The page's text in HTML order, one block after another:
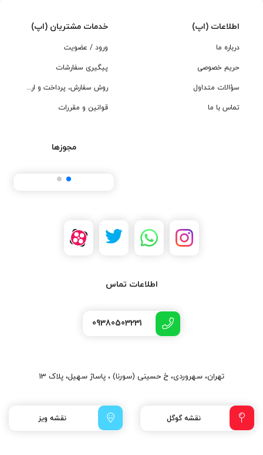
اطلاعات (اپ)
درباره ما
حریم خصوصی
سؤالات متداول
تماس با ما
خدمات مشتریان (اپ)
ورود / عضویت
پیگیری سفارشات
روش سفارش، پرداخت و ارسال
قوانین و مقررات
مجوزها
اطلاعات تماس
09380503231
تهران، سهروردی، خ حسینی (سورنا) ، پاساژ سهیل، پلاک 13
نقشه گوگل نقشه ویز